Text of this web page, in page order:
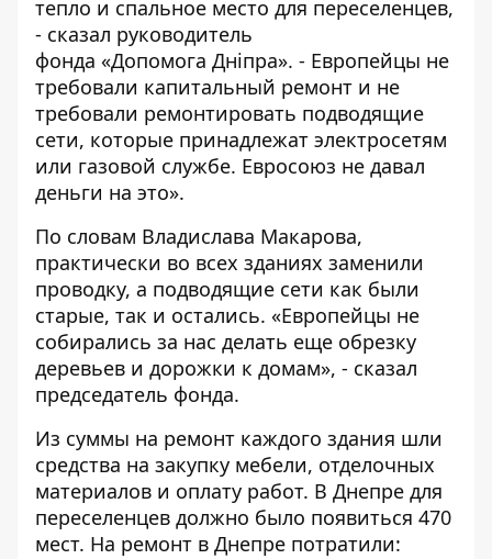
тепло и спальное место для переселенцев,
- сказал руководитель
фонда «Допомога Дніпра». - Европейцы не
требовали капитальный ремонт и не
требовали ремонтировать подводящие
сети, которые принадлежат электросетям
или газовой службе. Евросоюз не давал
деньги на это».
По словам Владислава Макарова,
практически во всех зданиях заменили
проводку, а подводящие сети как были
старые, так и остались. «Европейцы не
собирались за нас делать еще обрезку
деревьев и дорожки к домам», - сказал
председатель фонда.
Из суммы на ремонт каждого здания шли
средства на закупку мебели, отделочных
материалов и оплату работ. В Днепре для
переселенцев должно было появиться 470
мест. На ремонт в Днепре потратили: